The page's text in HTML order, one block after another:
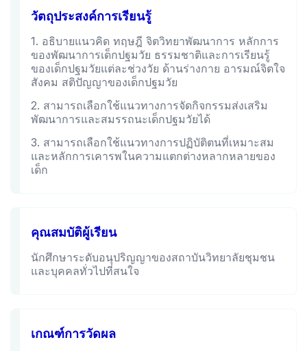
วัตถุประสงค์การเรียนรู้
1. อธิบายแนวคิด ทฤษฎี จิตวิทยาพัฒนาการ หลักการ
ของพัฒนาการเด็กปฐมวัย ธรรมชาติและการเรียนรู้
ของเด็กปฐมวัยแต่ละช่วงวัย ด้านร่างกาย อารมณ์จิตใจ
สังคม สติปัญญาของเด็กปฐมวัย
2. สามารถเลือกใช้แนวทางการจัดกิจกรรมส่งเสริม
พัฒนาการและสมรรถนะเด็กปฐมวัยได้
3. สามารถเลือกใช้แนวทางการปฏิบัติตนที่เหมาะสม
และหลักการเคารพในความแตกต่างหลากหลายของ
เด็ก
คุณสมบัติผู้เรียน
นักศึกษาระดับอนุปริญญาของสถาบันวิทยาลัยชุมชน
และบุคคลทั่วไปที่สนใจ
เกณฑ์การวัดผล